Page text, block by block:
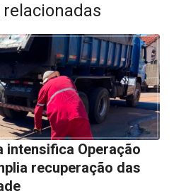
intensifica Operação
recuperação das